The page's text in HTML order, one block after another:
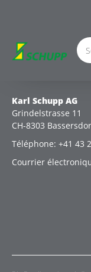
Karl Schupp AG
Grindelstrasse 11
CH-8303
Téléphone: +41 43
Courrier